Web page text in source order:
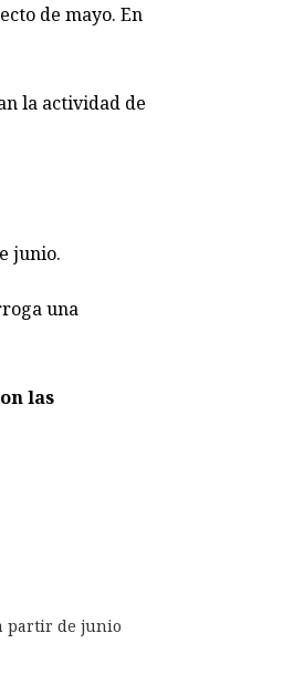
de mayo. En
la actividad de
junio.
una
las
partir de junio